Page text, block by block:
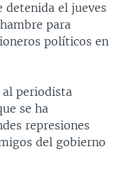
detenida el jueves
para
políticos en
al periodista
se ha
represiones
del gobierno